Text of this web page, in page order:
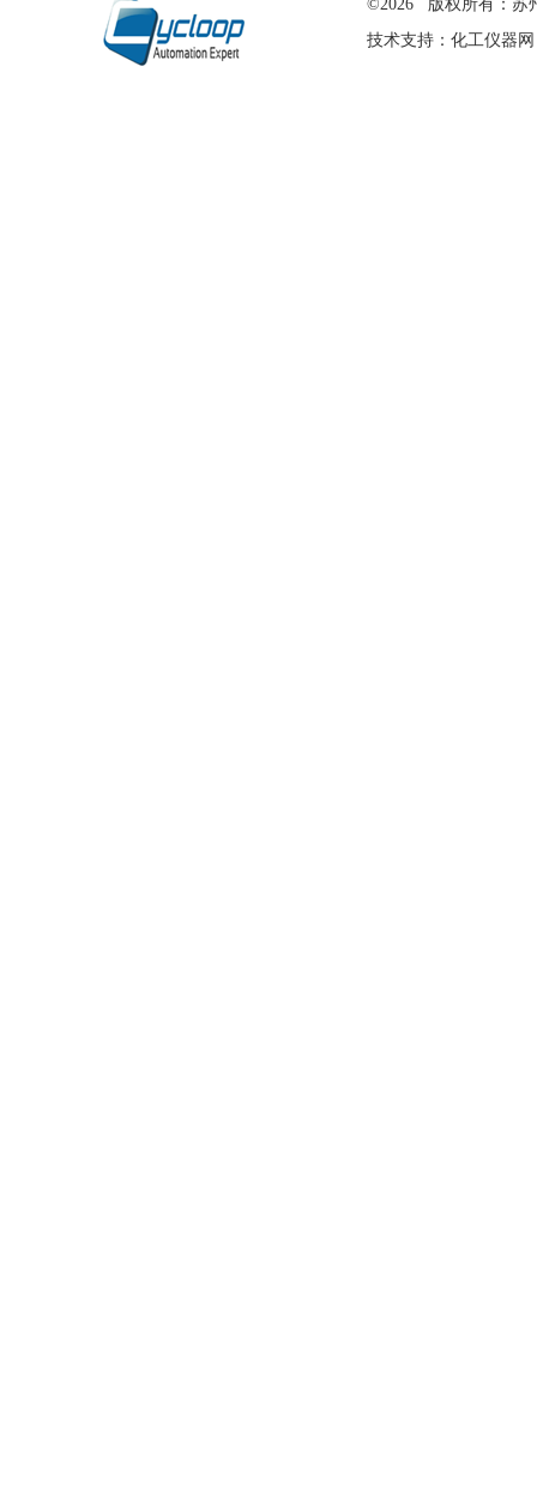
©2026 版权所有：苏
技术支持： 化工仪器网